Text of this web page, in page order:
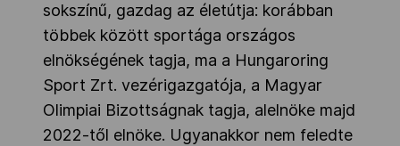
sokszínű, gazdag az életútja: korábban
többek között sportága országos
elnökségének tagja, ma a Hungaroring
Sport Zrt. vezérigazgatója, a Magyar
Olimpiai Bizottságnak tagja, alelnöke majd
2022-től elnöke. Ugyanakkor nem feledte